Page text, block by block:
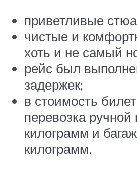
приветливые
чистые и
хоть и не самый
рейс был
задержек;
в стоимость
перевозка
килограмм и
килограмм.